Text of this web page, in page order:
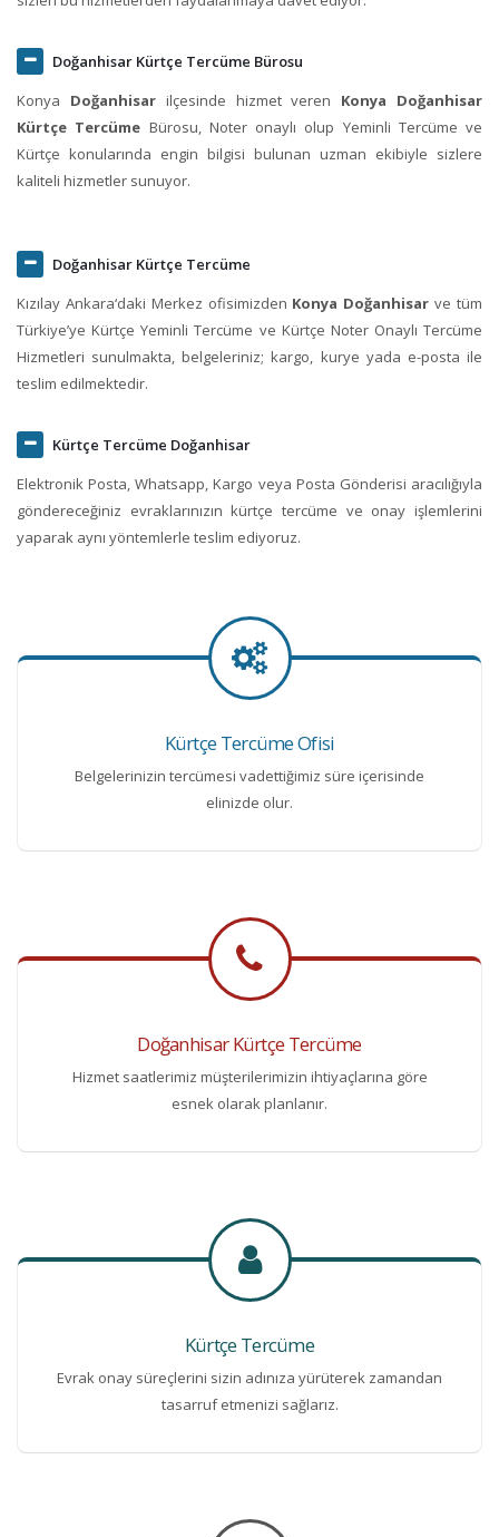
Doğanhisar Kürtçe Tercüme Bürosu
Konya Doğanhisarilçesinde hizmet veren Konya Doğanhisar
Kürtçe Tercüme Bürosu, Noter onaylı olup Yeminli Tercüme ve
Kürtçe konularında engin bilgisi bulunan uzman ekibiyle sizlere
kaliteli hizmetler sunuyor.
Doğanhisar Kürtçe Tercüme
Kızılay Ankara‘daki Merkez ofisimizden Konya Doğanhisar ve tüm
Türkiye’ye Kürtçe Yeminli Tercüme ve Kürtçe Noter Onaylı Tercüme
Hizmetleri sunulmakta, belgeleriniz; kargo, kurye yada e-posta ile
teslim edilmektedir.
Kürtçe Tercüme Doğanhisar
Elektronik Posta, Whatsapp, Kargo veya Posta Gönderisi aracılığıyla
göndereceğiniz evraklarınızın kürtçe tercüme ve onay işlemlerini
yaparak aynı yöntemlerle teslim ediyoruz.
Kürtçe Tercüme Ofisi
Belgelerinizin tercümesi vadettiğimiz süre içerisinde
elinizde olur.
Doğanhisar Kürtçe Tercüme
Hizmet saatlerimiz müşterilerimizin ihtiyaçlarına göre
esnek olarak planlanır.
Kürtçe Tercüme
Evrak onay süreçlerini sizin adınıza yürüterek zamandan
tasarruf etmenizi sağlarız.